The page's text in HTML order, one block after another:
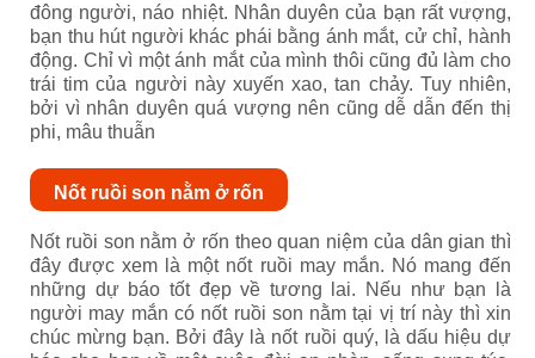
đông người, náo nhiệt. Nhân duyên của bạn rất vượng,
bạn thu hút người khác phái bằng ánh mắt, cử chỉ, hành
động. Chỉ vì một ánh mắt của mình thôi cũng đủ làm cho
trái tim của người này xuyến xao, tan chảy. Tuy nhiên,
bởi vì nhân duyên quá vượng nên cũng dễ dẫn đến thị
phi, mâu thuẫn
Nốt ruồi son nằm ở rốn
Nốt ruồi son nằm ở rốn theo quan niệm của dân gian thì
đây được xem là một nốt ruồi may mắn. Nó mang đến
những dự báo tốt đẹp về tương lai. Nếu như bạn là
người may mắn có nốt ruồi son nằm tại vị trí này thì xin
chúc mừng bạn. Bởi đây là nốt ruồi quý, là dấu hiệu dự